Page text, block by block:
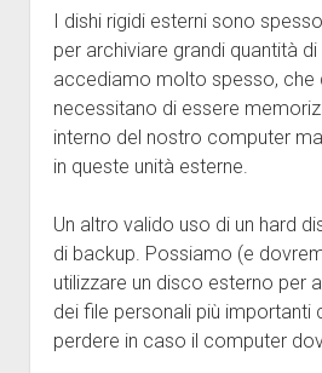
I dishi rigidi esterni sono
per archiviare grandi quantità
accediamo molto spesso, che
necessitano di essere
interno del nostro computer
in queste unità esterne.
Un altro valido uso di un hard
di backup. Possiamo (e
utilizzare un disco esterno per
dei file personali più importanti
perdere in caso il computer